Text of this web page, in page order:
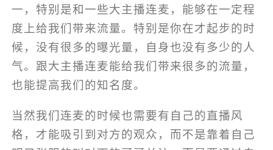
一，特别是和一些大主播连麦，能够在一定程
度上给我们带来流量。特别是你在才起步的时
候，没有很多的曝光量，自身也没有多少的人
气。跟大主播连麦能给我们带来很多的流量，
也能提高我们的知名度。
当然我们连麦的时候也需要有自己的直播风
格，才能吸引到对方的观众，而不是靠着自己